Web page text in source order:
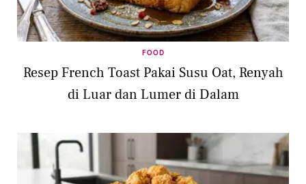
FOOD
Resep French Toast Pakai Susu Oat, Renyah
di Luar dan Lumer di Dalam